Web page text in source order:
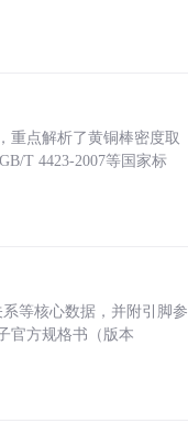
重点解析了黄铜棒密度取
T 4423-2007等国家标
等核心数据，并附引脚参
官方规格书（版本